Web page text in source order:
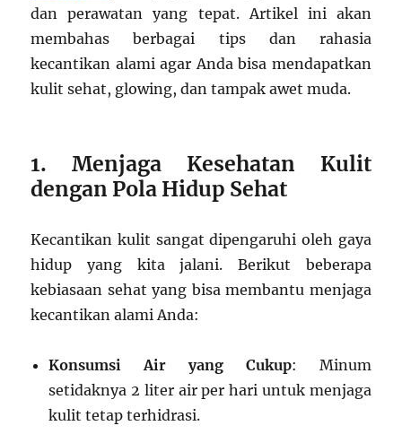
dan perawatan yang tepat. Artikel ini akan
membahas berbagai tips dan rahasia
kecantikan alami agar Anda bisa mendapatkan
kulit sehat, glowing, dan tampak awet muda.
1. Menjaga Kesehatan Kulit
dengan Pola Hidup Sehat
Kecantikan kulit sangat dipengaruhi oleh gaya
hidup yang kita jalani. Berikut beberapa
kebiasaan sehat yang bisa membantu menjaga
kecantikan alami Anda:
Konsumsi Air yang Cukup: Minum
setidaknya 2 liter air per hari untuk menjaga
kulit tetap terhidrasi.